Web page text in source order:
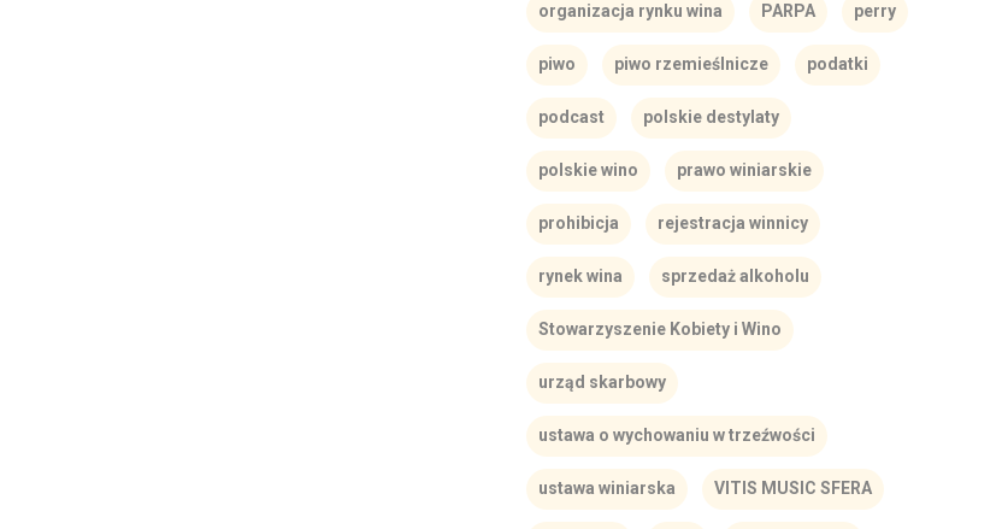
organizacja rynku wina PARPA perry
piwo piwo rzemieślnicze podatki
podcast polskie destylaty
polskie wino prawo winiarskie
prohibicja rejestracja winnicy
rynek wina sprzedaż alkoholu
Stowarzyszenie Kobiety i Wino
urząd skarbowy
ustawa o wychowaniu w trzeźwości
ustawa winiarska VITIS MUSIC SFERA